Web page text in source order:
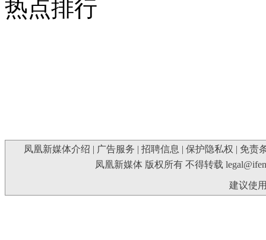
热点排行
凤凰新媒体介绍 广告服务 招聘信息 保护隐私权
免责
凤凰新媒体 版权所有 不得转载
建议使